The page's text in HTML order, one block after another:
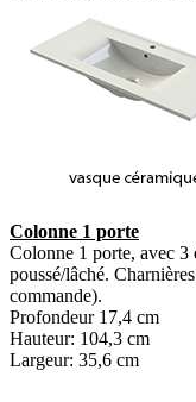
Colonne 1 porte
Colonne 1 porte, avec 3
poussé/lâché.
commande).
Profondeur 17,4 cm
Hauteur: 104,3 cm
Largeur: 35,6 cm